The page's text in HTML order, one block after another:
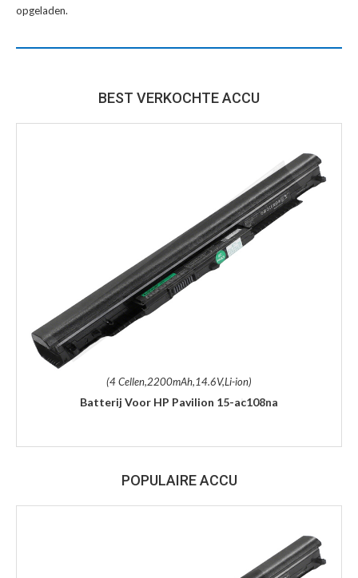
opgeladen.
BEST VERKOCHTE ACCU
(4 Cellen,2200mAh,14.6V,Li-ion)
Batterij Voor HP Pavilion 15-ac108na
POPULAIRE ACCU